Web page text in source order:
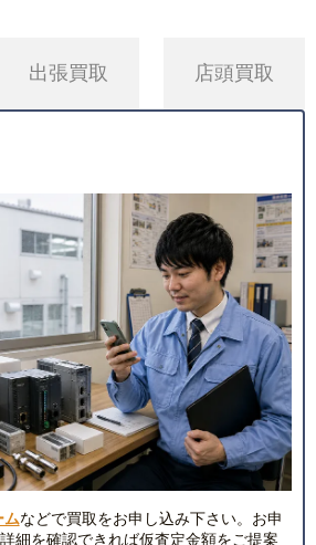
出張買取 店頭買取
ムなどで買取をお申し込み下さい。お申
細を確認できれば仮査定金額をご提案